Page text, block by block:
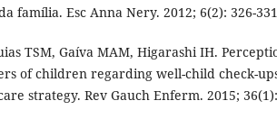
família. Esc Anna Nery. 2012; 6(2): 326-
TSM, Gaíva MAM, Higarashi IH.
of children regarding well-child check-
strategy. Rev Gauch Enferm. 2015;